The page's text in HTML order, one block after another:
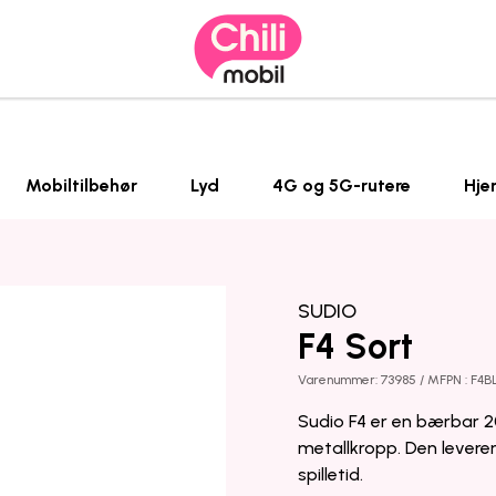
Mobiltilbehør Lyd 4G og 5G-rutere
SUDIO
F4 Sort
Varenummer: 73985 / MFPN :
Sudio F4 er en bærbar
metallkropp. Den
spilletid.